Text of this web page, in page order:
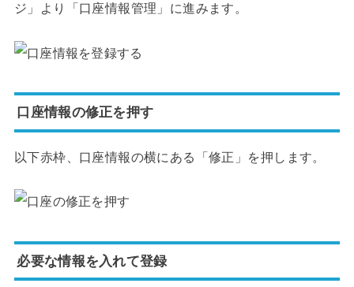
ジ」より「口座情報管理」に進みます。
口座情報の修正を押す
以下赤枠、口座情報の横にある「修正」を押します。
必要な情報を入れて登録